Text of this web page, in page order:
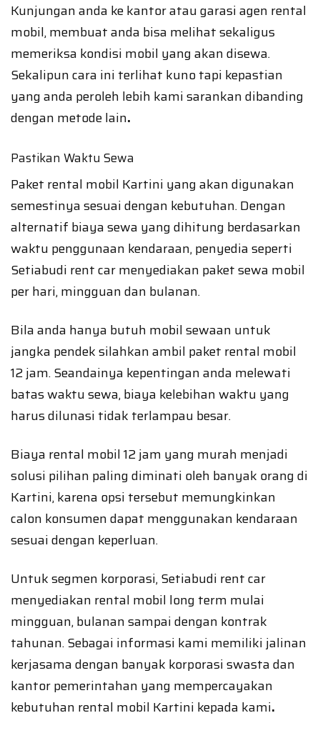
Kunjungan anda ke kantor atau garasi agen rental
mobil, membuat anda bisa melihat sekaligus
memeriksa kondisi mobil yang akan disewa.
Sekalipun cara ini terlihat kuno tapi kepastian
yang anda peroleh lebih kami sarankan dibanding
dengan metode lain.
Pastikan Waktu Sewa
Paket rental mobil Kartini yang akan digunakan
semestinya sesuai dengan kebutuhan. Dengan
alternatif biaya sewa yang dihitung berdasarkan
waktu penggunaan kendaraan, penyedia seperti
Setiabudi rent car menyediakan paket sewa mobil
per hari, mingguan dan bulanan.
Bila anda hanya butuh mobil sewaan untuk
jangka pendek silahkan ambil paket rental mobil
12 jam. Seandainya kepentingan anda melewati
batas waktu sewa, biaya kelebihan waktu yang
harus dilunasi tidak terlampau besar.
Biaya rental mobil 12 jam yang murah menjadi
solusi pilihan paling diminati oleh banyak orang di
Kartini, karena opsi tersebut memungkinkan
calon konsumen dapat menggunakan kendaraan
sesuai dengan keperluan.
Untuk segmen korporasi, Setiabudi rent car
menyediakan rental mobil long term mulai
mingguan, bulanan sampai dengan kontrak
tahunan. Sebagai informasi kami memiliki jalinan
kerjasama dengan banyak korporasi swasta dan
kantor pemerintahan yang mempercayakan
kebutuhan rental mobil Kartini kepada kami.